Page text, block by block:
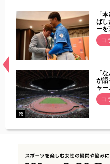
常
「
ば
ー
コ
PR
「
が語
ャ
コ